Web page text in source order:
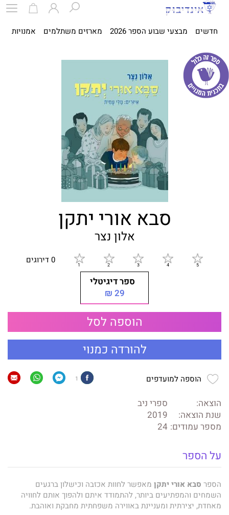
חדשים מבצעי שבוע הספר 2026 מארזים משתלמים אמנויות
סבא אורי יתקן
אלון נצר
0 דירוגים
ספר דיגיטלי
29 ₪
הוספה לסל
להורדה כמנוי
הוספה למועדפים 1
הוצאה:
ספרי ניב
שנת הוצאה:
2019
מספר עמודים: 24
על הספר
הספר סבא אורי יתקן מאפשר לחוות אכזבה וכישלון ברגעים
השמחים והמפתיעים ביותר, להתמודד איתם ולהפוך אותם לחוויה
מאחדת, יצירתית ומעניינת באווירה משפחתית מחבקת ואוהבת.